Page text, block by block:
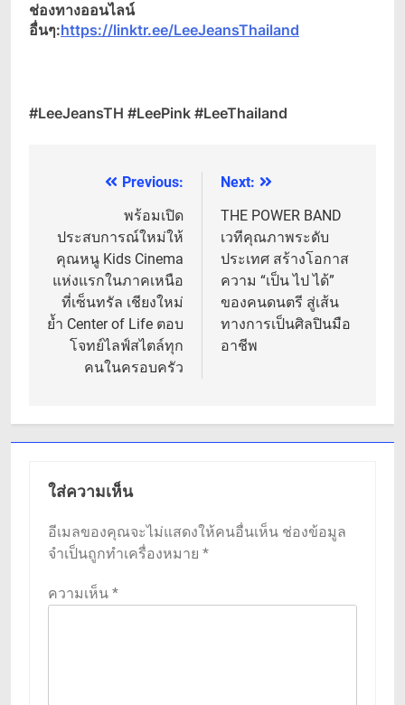
ช่องทางออนไลน์
อื่นๆ:https://linktr.ee/LeeJeansThailand
#LeeJeansTH #LeePink #LeeThailand
แนะแนวPrevious:
พร้อมเปิด
ประสบการณ์ใหม่ให้
คุณหนู Kids Cinema
แห่งแรกในภาคเหนือ
ที่เซ็นทรัล เชียงใหม่
ย้ำ Center of Life ตอบ
โจทย์ไลฟ์สไตล์ทุก
คนในครอบครัว
Next:
THE POWER BAND
เวทีคุณภาพระดับ
ประเทศ สร้างโอกาส
ความ “เป็น ไป ได้”
ของคนดนตรี สู่เส้น
ทางการเป็นศิลปินมือ
อาชีพ
ใส่ความเห็น
อีเมลของคุณจะไม่แสดงให้คนอื่นเห็น ช่องข้อมูล
จำเป็นถูกทำเครื่องหมาย *
ความเห็น *